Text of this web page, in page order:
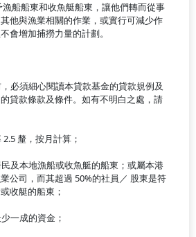
船船東和收魚艇船東，讓他們轉而從事
他與漁業相關的作業，或實行可減少作
會增加捕撈力量的計劃。
必須細心閱讀本貸款基金的貸款規例及
貸款條款及條件。如有不明白之處，請
釐，按月計算；
及本地漁船或收魚艇的船東；或屬本港
公司，而其超過 50%的社員／ 股東是符
收艇的船東；
一成的資金；